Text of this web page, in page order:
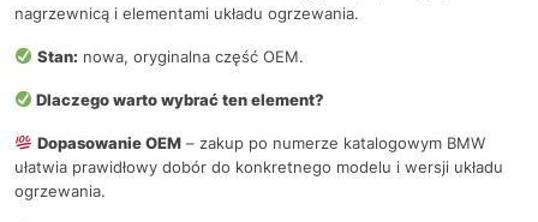
nagrzewnicą i elementami układu ogrzewania.
Stan: nowa, oryginalna część OEM.
Dlaczego warto wybrać ten element?
Dopasowanie OEM– zakup po numerze katalogowym BMW
ułatwia prawidłowy dobór do konkretnego modelu i wersji układu
ogrzewania.